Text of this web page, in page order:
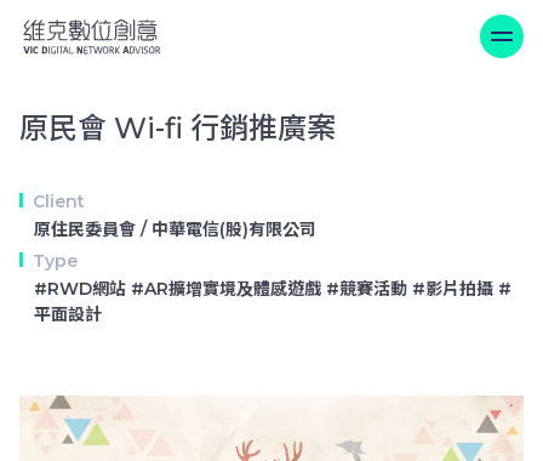
原民會 Wi-fi 行銷推廣案
原民會 Wi-fi 行銷推廣案
Client
原住民委員會 / 中華電信(股)有限公司
Type
#RWD網站 #AR擴增實境及體感遊戲 #競賽活動 #影片拍攝 #
平面設計